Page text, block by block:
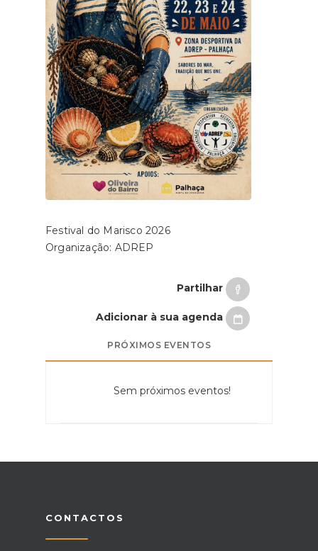
Festival do Marisco 2026
Organização: ADREP
Partilhar
Adicionar à sua agenda
PRÓXIMOS EVENTOS
Sem próximos eventos!
CONTACTOS